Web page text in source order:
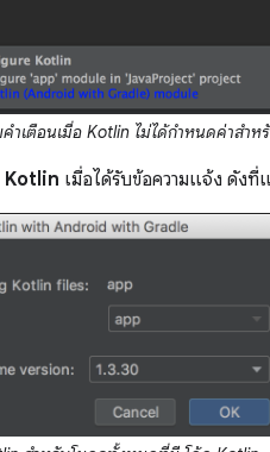
เตือนเมื่อ Kotlin ไม่ได้กำหนดค่าสำห
Kotlin เมื่อได้รับข้อความแจ้ง ดัง